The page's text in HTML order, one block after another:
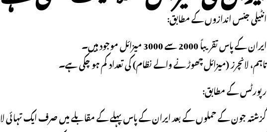
انٹیلی جنس اندازوں کے مطابق:
ایران کے پاس تقریباً 2000 سے 3000 میزائل موجود ہیں۔
تاہم، لانچرز (میزائل چھوڑنے والے نظام) کی تعداد کم ہو چکی ہے۔
رپورٹس کے مطابق:
گزشتہ جون کے حملوں کے بعد ایران کے پاس پہلے کے مقابلے میں صرف ایک تہائی